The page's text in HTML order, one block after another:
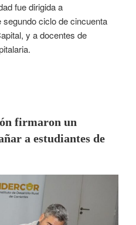
fue dirigida a
ciclo de cincuenta
y a docentes de
firmaron un
a estudiantes de